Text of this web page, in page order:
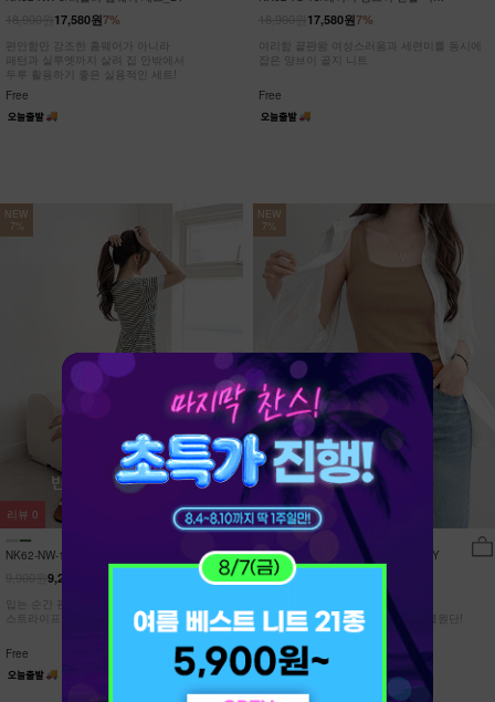
7%
17,580원
편안함만 강조한 홈웨어가 아니라
패턴과 실루엣까지 살려 집 안밖에서
두루 활용하기 좋은 실용적인 세트!
Free
7%
17,580원
여리함 끝판왕 여성스러움과 세련미를 동시에
잡은 양브이 골지 니트
Free
NEW
7%
NK62-NW-11/유포니 반팔+반바지 홈웨
9,210원
입는 순간 편안함이 달라지는 캡내장
스트라이프 홈웨어 SET
Free
리뷰 0
NEW
7%
NK62-TS-32/일루민 뒤트임 셔츠_DY
21,900원
[ 답답한ZERO! 시스루 원단! ]
[55-99] 은은하게 반짝이는 고급링클원단!
자연스럽게 흐르는 핏!
Free
리뷰15